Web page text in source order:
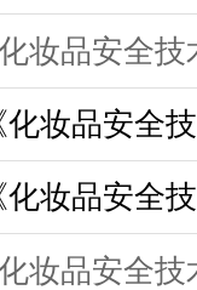
化妆品安全
化妆品安全
化妆品安全
化妆品安全